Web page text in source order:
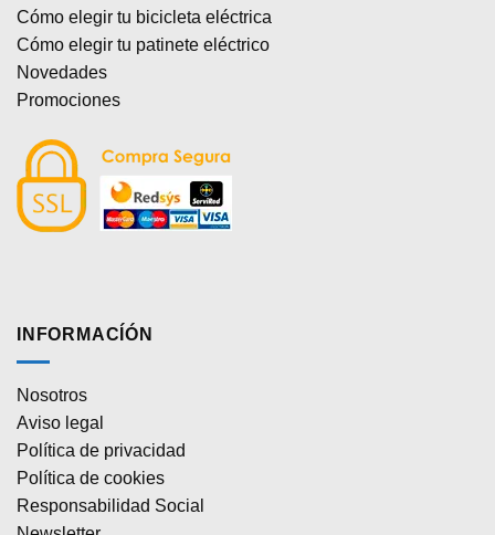
Cómo elegir tu bicicleta eléctrica
Cómo elegir tu patinete eléctrico
Novedades
Promociones
INFORMACÍÓN
Nosotros
Aviso legal
Política de privacidad
Política de cookies
Responsabilidad Social